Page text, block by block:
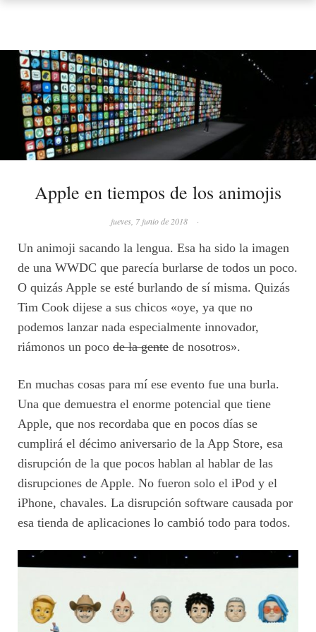
Apple en tiempos de los animojis
jueves, 7 junio de 2018 ·
Un animoji sacando la lengua. Esa ha sido la imagen
de una WWDC que parecía burlarse de todos un poco.
O quizás Apple se esté burlando de sí misma. Quizás
Tim Cook dijese a sus chicos «oye, ya que no
podemos lanzar nada especialmente innovador,
riámonos un poco de la gente de nosotros».
En muchas cosas para mí ese evento fue una burla.
Una que demuestra el enorme potencial que tiene
Apple, que nos recordaba que en pocos días se
cumplirá el décimo aniversario de la App Store, esa
disrupción de la que pocos hablan al hablar de las
disrupciones de Apple. No fueron solo el iPod y el
iPhone, chavales. La disrupción software causada por
esa tienda de aplicaciones lo cambió todo para todos.